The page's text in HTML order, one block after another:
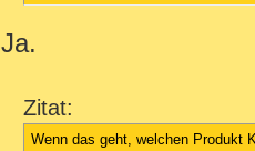
Ja.
Zitat:
Wenn das geht, welchen Produkt